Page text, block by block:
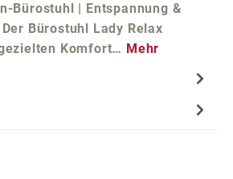
Bürostuhl | Entspannung &
Bürostuhl Lady Relax
Komfort… Mehr